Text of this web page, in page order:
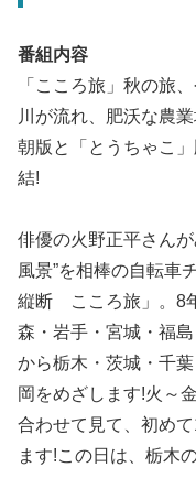
番組内容
「こころ旅」秋の旅
川が流れ、肥沃な農
朝版と「とうちゃこ
結!
俳優の火野正平さん
風景”を相棒の自転車
縦断 こころ旅」。8
森・岩手・宮城・福
から栃木・茨城・千
岡をめざします!火～
合わせて見て、初め
ます!この日は、栃木